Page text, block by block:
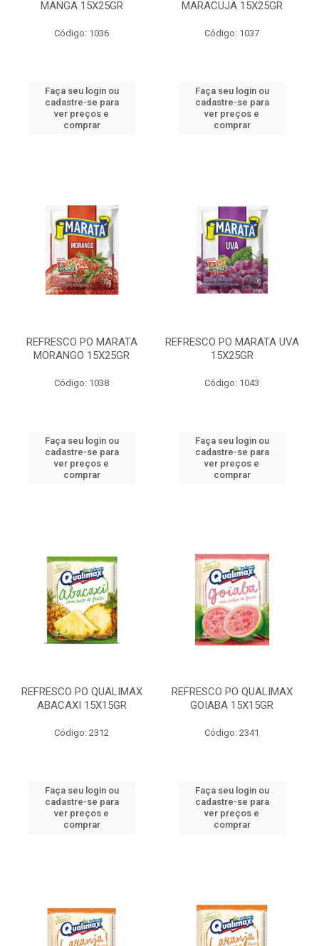
MANGA 15X25GR
Código: 1036
Faça seu login ou
cadastre-se para
ver preços e
comprar
MARACUJA 15X25GR
Código: 1037
Faça seu login ou
cadastre-se para
ver preços e
comprar
REFRESCO PO MARATA
MORANGO 15X25GR
Código: 1038
Faça seu login ou
cadastre-se para
ver preços e
comprar
REFRESCO PO MARATA UVA
15X25GR
Código: 1043
Faça seu login ou
cadastre-se para
ver preços e
comprar
REFRESCO PO QUALIMAX
ABACAXI 15X15GR
Código: 2312
Faça seu login ou
cadastre-se para
ver preços e
comprar
REFRESCO PO QUALIMAX
GOIABA 15X15GR
Código: 2341
Faça seu login ou
cadastre-se para
ver preços e
comprar